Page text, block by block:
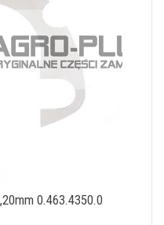
0.463.4350.0